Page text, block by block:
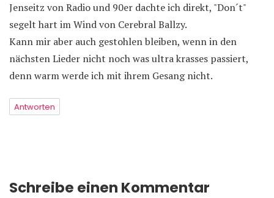
Jenseitz von Radio und 90er dachte ich direkt, "Don´t"
segelt hart im Wind von Cerebral Ballzy.
Kann mir aber auch gestohlen bleiben, wenn in den
nächsten Lieder nicht noch was ultra krasses passiert,
denn warm werde ich mit ihrem Gesang nicht.
Antworten
Schreibe einen Kommentar